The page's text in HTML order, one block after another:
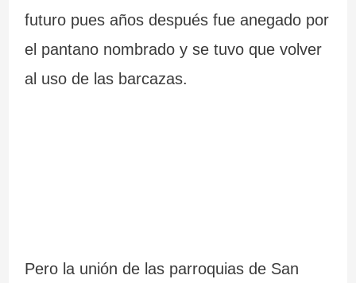
futuro pues años después fue anegado por
el pantano nombrado y se tuvo que volver
al uso de las barcazas.
Pero la unión de las parroquias de San